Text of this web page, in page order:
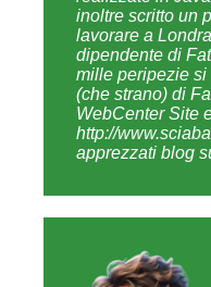
Tutti gli articoli
Nello stesso
II parte: Scelte
Un breve resoconto